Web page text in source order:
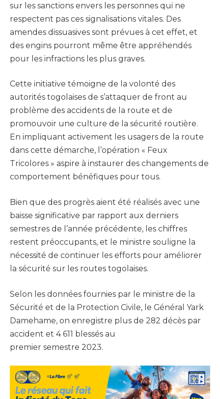
sur les sanctions envers les personnes qui ne
respectent pas ces signalisations vitales. Des
amendes dissuasives sont prévues à cet effet, et
des engins pourront même être appréhendés
pour les infractions les plus graves.
Cette initiative témoigne de la volonté des
autorités togolaises de s’attaquer de front au
problème des accidents de la route et de
promouvoir une culture de la sécurité routière.
En impliquant activement les usagers de la route
dans cette démarche, l’opération « Feux
Tricolores » aspire à instaurer des changements de
comportement bénéfiques pour tous.
Bien que des progrès aient été réalisés avec une
baisse significative par rapport aux derniers
semestres de l’année précédente, les chiffres
restent préoccupants, et le ministre souligne la
nécessité de continuer les efforts pour améliorer
la sécurité sur les routes togolaises.
Selon les données fournies par le ministre de la
Sécurité et de la Protection Civile, le Général Yark
Damehame, on enregistre plus de 282 décès par
accident et 4 611 blessés au
premier semestre 2023.